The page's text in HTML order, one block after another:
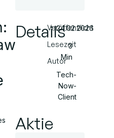
DetailsVeröffentlicht
Lesezeit
Autor
24.02.2026
3
Min
Tech-
Now-
Client
Aktie